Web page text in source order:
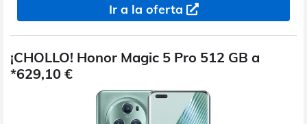
Ir a la oferta
¡CHOLLO! Honor Magic 5 Pro 512 GB a
*629,10 €